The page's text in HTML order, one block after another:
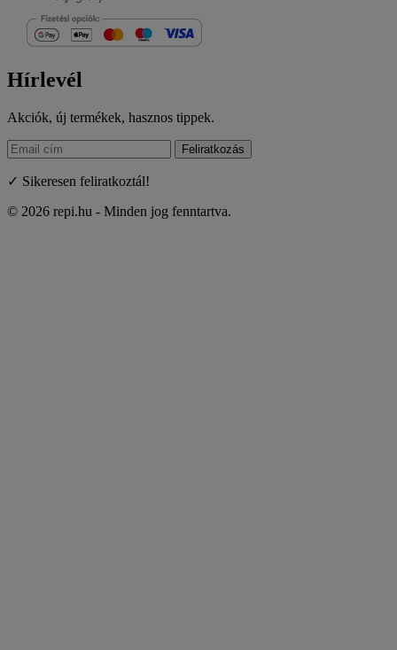
Hírlevél
Akciók, új termékek, hasznos tippek.
Feliratkozás
✓ Sikeresen feliratkoztál!
© 2026 repi.hu - Minden jog fenntartva.